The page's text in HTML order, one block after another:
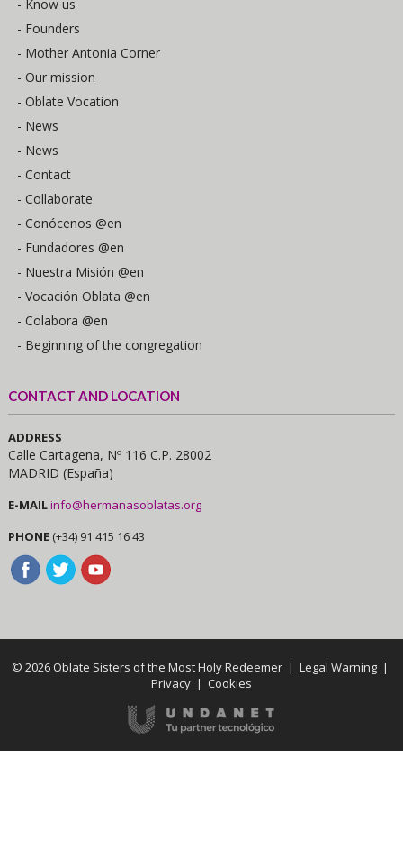
- Know us
- Founders
- Mother Antonia Corner
- Our mission
- Oblate Vocation
- News
- News
- Contact
- Collaborate
- Conócenos @en
- Fundadores @en
- Nuestra Misión @en
- Vocación Oblata @en
- Colabora @en
- Beginning of the congregation
CONTACT AND LOCATION
ADDRESS
Calle Cartagena, Nº 116 C.P. 28002
MADRID (España)
E-MAILinfo@hermanasoblatas.org
PHONE (+34) 91 415 16 43
© 2026 Oblate Sisters of the Most Holy Redeemer | Legal Warning|
Privacy| Cookies